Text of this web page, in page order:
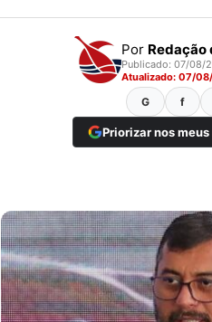
Por Redação
Publicado: 07/08/
Atualizado: 07/
G f
Priorizar nos